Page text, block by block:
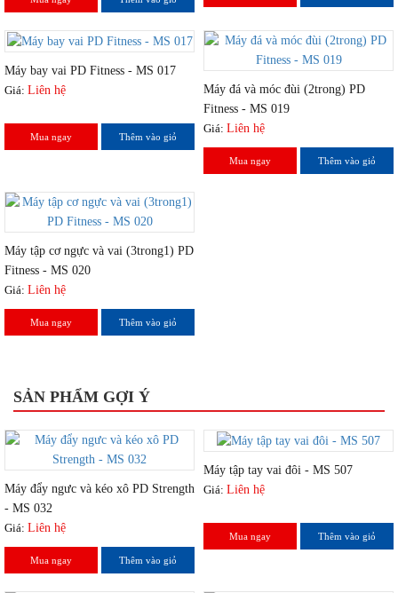
Máy bay vai PD Fitness - MS 017
Giá: Liên hệ
Mua ngay Thêm vào giỏ
Máy đá và móc đùi (2trong) PD
Fitness - MS 019
Giá: Liên hệ
Mua ngay Thêm vào giỏ
Máy tập cơ ngực và vai (3trong1) PD
Fitness - MS 020
Giá: Liên hệ
Mua ngay Thêm vào giỏ
SẢN PHẨM GỢI Ý
Máy đẩy ngưc và kéo xô PD Strength
- MS 032
Giá: Liên hệ
Mua ngay Thêm vào giỏ
Máy tập tay vai đôi - MS 507
Giá: Liên hệ
Mua ngay Thêm vào giỏ